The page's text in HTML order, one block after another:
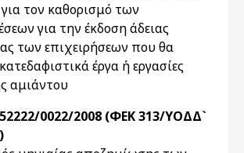
τον καθορισμό των
για την έκδοση άδειας
των επιχειρήσεων που θα
έργα ή εργασίες
αμιάντου
0022/2008 (ΦΕΚ 313/ΥΟΔΔ`